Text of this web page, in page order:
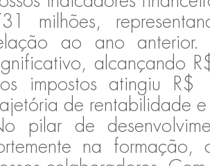
milhões,
ao ano anterior.
alcançando
impostos atingiu R$
de rentabilidade
pilar de
na